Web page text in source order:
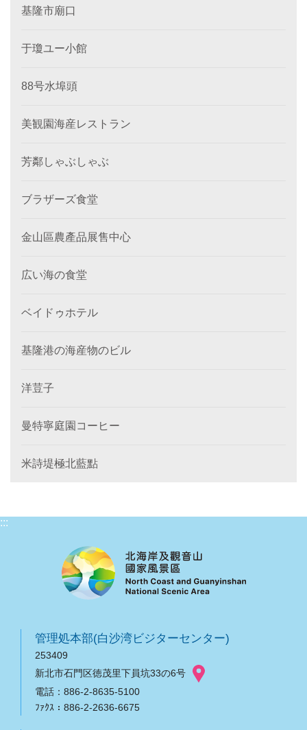
基隆市廟口
于瓊ユー小館
88号水埠頭
美観園海産レストラン
芳鄰しゃぶしゃぶ
ブラザーズ食堂
金山區農產品展售中心
広い海の食堂
ベイドゥホテル
基隆港の海産物のビル
洋荳子
曼特寧庭園コーヒー
米詩堤極北藍點
:::
管理処本部(白沙湾ビジターセンター)
253409
新北市石門区徳茂里下員坑33の6号
電話：886-2-8635-5100
ﾌｧｸｽ：886-2-2636-6675